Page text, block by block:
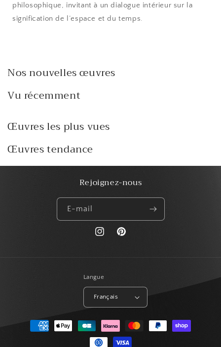
philosophique, invitant à un dialogue intérieur sur la
signification de l’espace et du temps.
Nos nouvelles œuvres
Vu récemment
Œuvres les plus vues
Œuvres tendance
Rejoignez-nous
E-mail
https://www.instagram.com/
Pinterest
Langue
Français
Moyens